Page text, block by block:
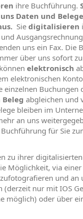
ihre Buchführung.
Daten und Belege
Sie digitalisieren
uns ein Fax. Die
über uns sofort
elektronisch
elektronischen
einzelnen Buchungen
abgleichen und
bleiben im
an uns
für Sie
zu ihrer digitalisierten
Möglichkeit, via einer
und an
(derzeit nur mit IOS
möglich) oder über